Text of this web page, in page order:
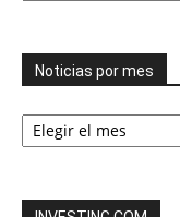
Noticias por mes
Noticias
por